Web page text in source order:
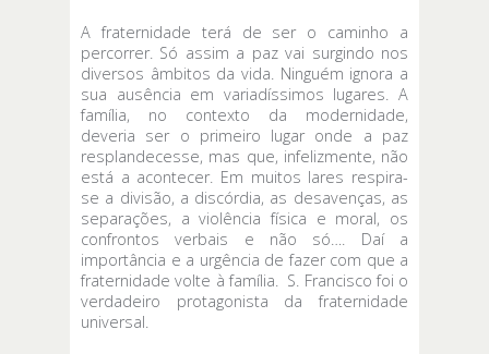
A fraternidade terá de ser o caminho a
percorrer. Só assim a paz vai surgindo nos
diversos âmbitos da vida. Ninguém ignora a
sua ausência em variadíssimos lugares. A
família, no contexto da modernidade,
deveria ser o primeiro lugar onde a paz
resplandecesse, mas que, infelizmente, não
está a acontecer. Em muitos lares respira-
se a divisão, a discórdia, as desavenças, as
separações, a violência física e moral, os
confrontos verbais e não só…. Daí a
importância e a urgência de fazer com que a
fraternidade volte à família. S. Francisco foi o
verdadeiro protagonista da fraternidade
universal.